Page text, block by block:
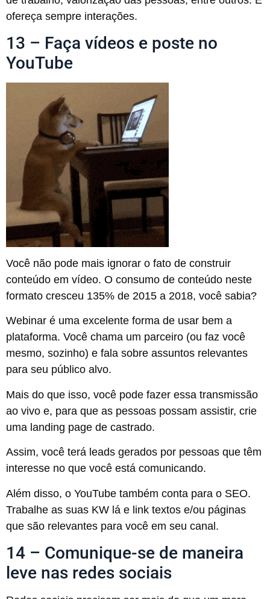
ofereça sempre interações.
13 – Faça vídeos e poste no
YouTube
Você não pode mais ignorar o fato de construir
conteúdo em vídeo. O consumo de conteúdo neste
formato cresceu 135% de 2015 a 2018, você sabia?
Webinar é uma excelente forma de usar bem a
plataforma. Você chama um parceiro (ou faz você
mesmo, sozinho) e fala sobre assuntos relevantes
para seu público alvo.
Mais do que isso, você pode fazer essa transmissão
ao vivo e, para que as pessoas possam assistir, crie
uma landing page de castrado.
Assim, você terá leads gerados por pessoas que têm
interesse no que você está comunicando.
Além disso, o YouTube também conta para o SEO.
Trabalhe as suas KW lá e link textos e/ou páginas
que são relevantes para você em seu canal.
14 – Comunique-se de maneira
leve nas redes sociais